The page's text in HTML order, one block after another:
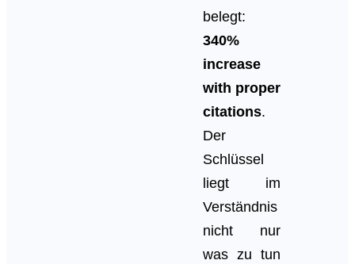
belegt:
340%
increase
with proper
citations.
Der
Schlüssel
liegt im
Verständnis
nicht nur
was zu tun